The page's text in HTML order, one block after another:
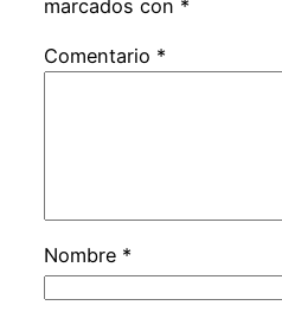
marcados con *
Comentario *
Nombre *